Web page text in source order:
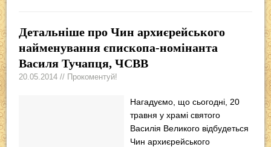
Детальніше про Чин архиєрейського
найменування єпископа-номінанта
Василя Тучапця, ЧСВВ
20.05.2014 // Прокоментуй!
Нагадуємо, що сьогодні, 20
травня у храмі святого
Василія Великого відбудеться
Чин архиєрейського